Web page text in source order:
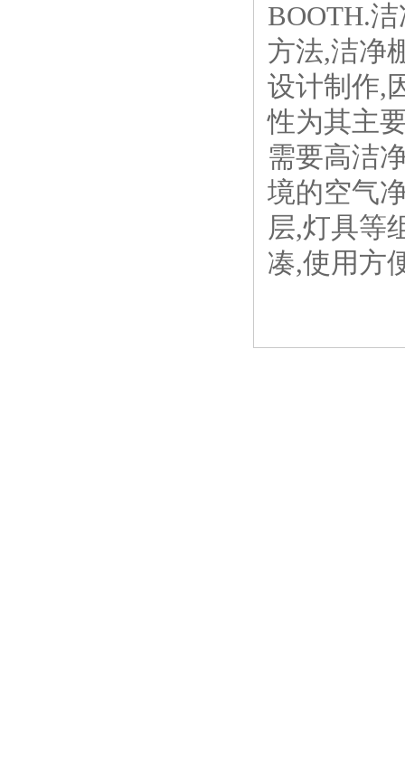
BOOTH.
方法,洁净
设计制作,
性为其主
需要高洁
境的空气
层,灯具等
凑,使用方